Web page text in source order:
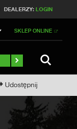
DEALERZY: LOGIN
SKLEP ONLINE
Udostępnij